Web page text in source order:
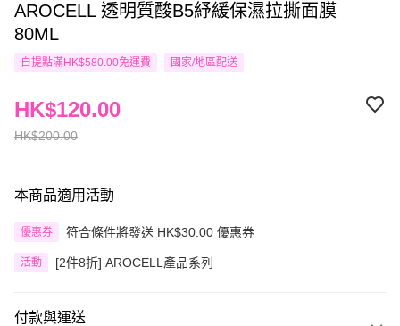
AROCELL 透明質酸B5紓緩保濕拉撕面膜
80ML
自提點滿HK$580.00免運費 國家/地區配送
HK$200.00
HK$120.00
本商品適用活動
優惠券 符合條件將發送 HK$30.00 優惠券
活動 [2件8折] AROCELL產品系列
付款與運送